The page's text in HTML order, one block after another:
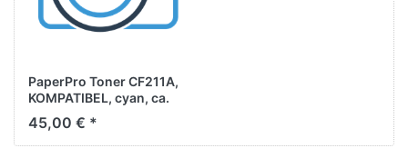
PaperPro Toner CF211A,
KOMPATIBEL, cyan, ca.
1.800 Seiten
45,00 € *